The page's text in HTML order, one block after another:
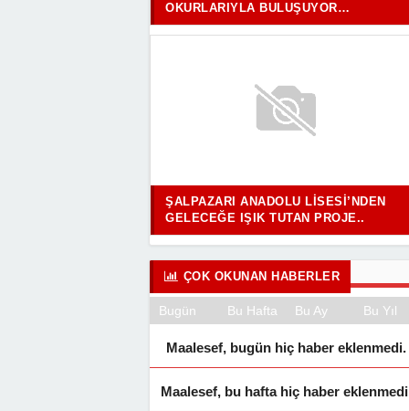
OKURLARIYLA BULUŞUYOR…
ŞALPAZARI ANADOLU LISESI’NDEN
GELECEĞE IŞIK TUTAN PROJE..
ÇOK OKUNAN HABERLER
Bugün Bu Hafta Bu Ay Bu Yıl
Maalesef, bugün hiç haber eklenmedi.
Maalesef, bu hafta hiç haber